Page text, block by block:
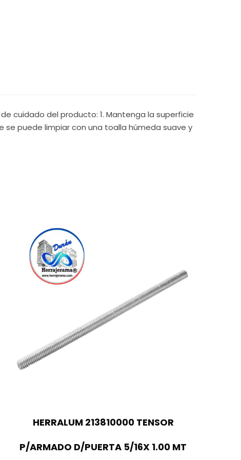
de cuidado del producto: 1. Mantenga la superficie
se puede limpiar con una toalla húmeda suave y
HERRALUM 213810000 TENSOR
P/ARMADO D/PUERTA 5/16X 1.00 MT